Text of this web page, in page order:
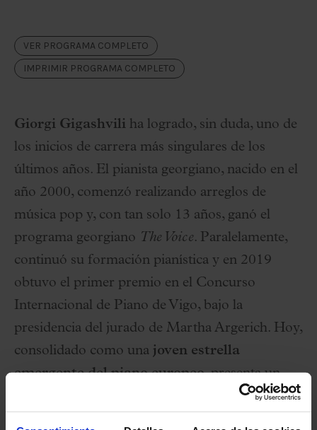
VER PROGRAMA COMPLETO
IMPRIMIR PROGRAMA COMPLETO
Giorgi Gigashvili ha logrado, sin duda, uno de
los inicios de carrera más singulares de los
últimos años. El pianista georgiano, nacido en el
año 2000, comenzó realizando arreglos de
música pop y, con tan solo 13 años, ganó el
programa georgiano The Voice. Paralelamente,
continuó su formación pianística y en 2019
obtuvo el primer premio en el Concurso
Internacional de Piano de Vigo, bajo la
presidencia del jurado de Martha Argerich. Hoy,
consolidado como una joven estrella
emergente del piano europeo, presenta un
Scarlatti y Chopin,